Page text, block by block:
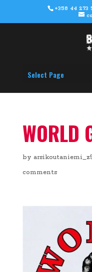
+358 44 273
Select Page
WORLD
by
comments